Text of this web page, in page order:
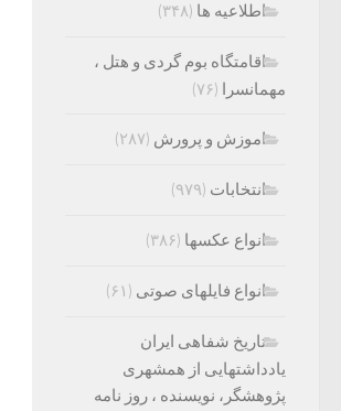
اطلاعیه ها (۳۴۸)
اقامتگاه بوم گردی و هتل ،
مهمانسرا (۷۶)
اموزش و پرورش (۲۸۷)
انتخابات (۹۷۹)
انواع عکسها (۳۸۶)
انواع فایلهای صوتی (۶۱)
تاریخ شفاهی ایران
یادداشتهایی از همشهری
پژوهشگر، نویسنده ، روز نامه